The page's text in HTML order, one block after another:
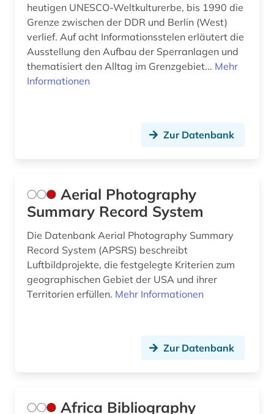
berlin (5)
berliner mauer (1)
bezugsmaterial (1)
bibel (2)
bibliografie (33)
bibliographie (10)
bibliothek (2)
bilddatenbank (2)
Montenegro (2)
Niederlande (3)
Nordamerika (4)
Osmanisches Reich (3)
Ostasien (5)
Osteuropa (6)
Ostmitteleuropa (3)
Palaestina (3)
Polen (4)
heutigen UNESCO-Weltkulturerbe, bis 1990 die
Grenze zwischen der DDR und Berlin (West)
verlief. Auf acht Informationsstelen erläutert die
Ausstellung den Aufbau der Sperranlagen und
thematisiert den Alltag im Grenzgebiet... Mehr
Informationen
Zur Datenbank
Aerial Photography
Summary Record System
Die Datenbank Aerial Photography Summary
Record System (APSRS) beschreibt
Luftbildprojekte, die festgelegte Kriterien zum
geographischen Gebiet der USA und ihrer
Territorien erfüllen. Mehr Informationen
Zur Datenbank
Africa Bibliography